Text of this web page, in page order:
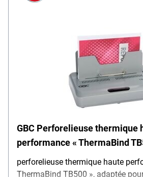
GBC Perforelieuse thermique
performance « ThermaBind
perforelieuse thermique haute
ThermaBind TB500 », adaptée